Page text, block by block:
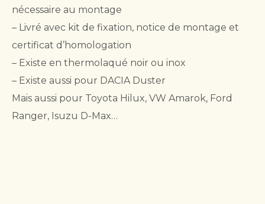
nécessaire au montage
– Livré avec kit de fixation, notice de montage et
certificat d’homologation
– Existe en thermolaqué noir ou inox
– Existe aussi pour DACIA Duster
Mais aussi pour Toyota Hilux, VW Amarok, Ford
Ranger, Isuzu D-Max…